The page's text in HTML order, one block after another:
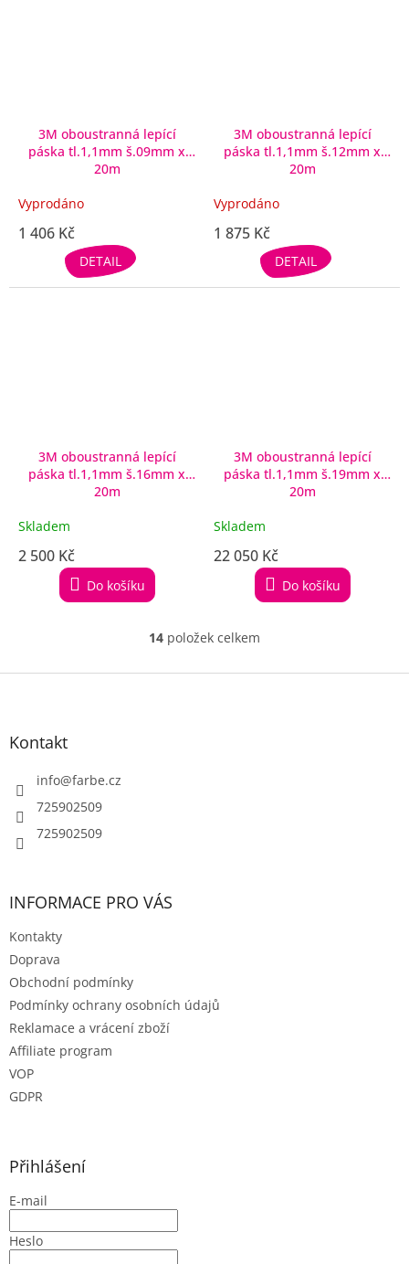
3M oboustranná lepící
páska tl.1,1mm š.09mm x
20m
Vyprodáno
1 406 Kč
DETAIL
3M oboustranná lepící
páska tl.1,1mm š.12mm x
20m
Vyprodáno
1 875 Kč
DETAIL
3M oboustranná lepící
páska tl.1,1mm š.16mm x
20m
Skladem
2 500 Kč
Do košíku
3M oboustranná lepící
páska tl.1,1mm š.19mm x
20m
Skladem
22 050 Kč
Do košíku
O
l
14 položek celkem
Z
Kontakt
info@farbe.cz
725902509
725902509
INFORMACE PRO VÁS
Kontakty
Doprava
Obchodní podmínky
Podmínky ochrany osobních údajů
Reklamace a vrácení zboží
Affiliate program
VOP
GDPR
Přihlášení
E-mail
Heslo